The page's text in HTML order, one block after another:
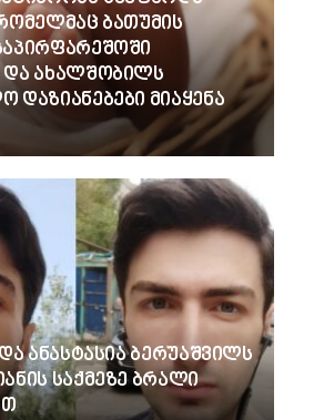
ბათუმის
და ახალშობილს
დაზიანებები მიაყენა
ანასტასია ბერუაშვილს
საქმეზე ბრალი